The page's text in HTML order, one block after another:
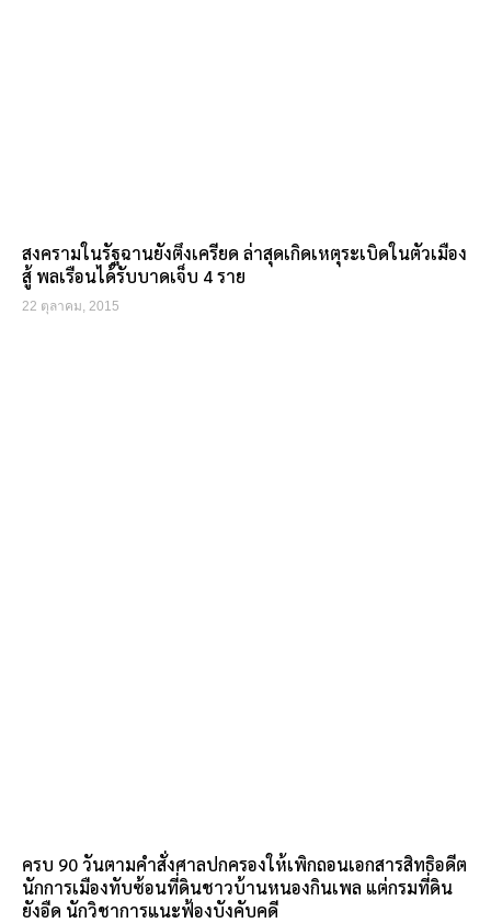
สงครามในรัฐฉานยังตึงเครียด ล่าสุดเกิดเหตุระเบิดในตัวเมือง
สู้ พลเรือนได้รับบาดเจ็บ 4 ราย
22 ตุลาคม, 2015
ครบ 90 วันตามคำสั่งศาลปกครองให้เพิกถอนเอกสารสิทธิอดีต
นักการเมืองทับซ้อนที่ดินชาวบ้านหนองกินเพล แต่กรมที่ดิน
ยังอืด นักวิชาการแนะฟ้องบังคับคดี